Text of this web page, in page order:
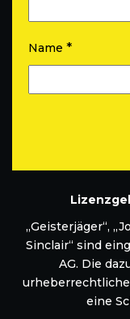
Name *
„Geisterjäger“,
Sinclair“ sind
AG. Die
eine